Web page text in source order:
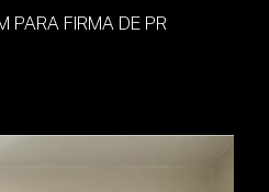
ABOUT
PARA FIRMA DE PR